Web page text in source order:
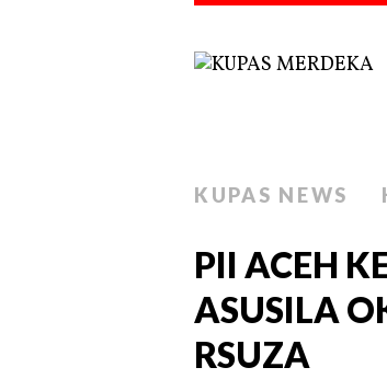
KUPAS NEWS
PII ACEH
ASUSILA
RSUZA